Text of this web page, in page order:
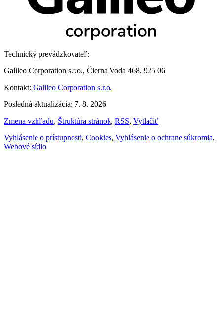
Technický prevádzkovateľ:
Galileo Corporation s.r.o., Čierna Voda 468, 925 06
Kontakt: Galileo Corporation s.r.o.
Posledná aktualizácia: 7. 8. 2026
Zmena vzhľadu, Štruktúra stránok, RSS, Vytlačiť
Vyhlásenie o prístupnosti, Cookies, Vyhlásenie o ochrane súkromia,
Webové sídlo